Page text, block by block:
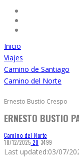
Inicio
Viajes
Camino de Santiago
Camino del Norte
Ernesto Bustio Crespo
ERNESTO BUSTIO
Camino del Norte
18/12/2025 20 3499
Last updated:03/07/